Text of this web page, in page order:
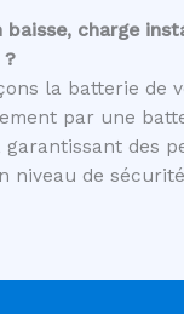
baisse, charge
?
la batterie de
par une
des
niveau de